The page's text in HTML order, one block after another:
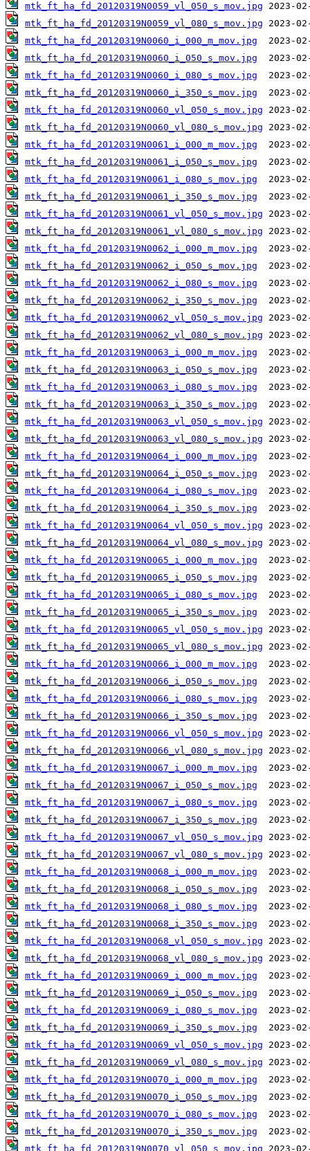
mtk_ft_ha_fd_20120319N0059_vl_050_s_mov.jpg
mtk_ft_ha_fd_20120319N0059_vl_080_s_mov.jpg
mtk_ft_ha_fd_20120319N0060_i_000_m_mov.jpg
mtk_ft_ha_fd_20120319N0060_i_050_s_mov.jpg
mtk_ft_ha_fd_20120319N0060_i_080_s_mov.jpg
mtk_ft_ha_fd_20120319N0060_i_350_s_mov.jpg
mtk_ft_ha_fd_20120319N0060_vl_050_s_mov.jpg
mtk_ft_ha_fd_20120319N0060_vl_080_s_mov.jpg
mtk_ft_ha_fd_20120319N0061_i_000_m_mov.jpg
mtk_ft_ha_fd_20120319N0061_i_050_s_mov.jpg
mtk_ft_ha_fd_20120319N0061_i_080_s_mov.jpg
mtk_ft_ha_fd_20120319N0061_i_350_s_mov.jpg
mtk_ft_ha_fd_20120319N0061_vl_050_s_mov.jpg
mtk_ft_ha_fd_20120319N0061_vl_080_s_mov.jpg
mtk_ft_ha_fd_20120319N0062_i_000_m_mov.jpg
mtk_ft_ha_fd_20120319N0062_i_050_s_mov.jpg
mtk_ft_ha_fd_20120319N0062_i_080_s_mov.jpg
mtk_ft_ha_fd_20120319N0062_i_350_s_mov.jpg
mtk_ft_ha_fd_20120319N0062_vl_050_s_mov.jpg
mtk_ft_ha_fd_20120319N0062_vl_080_s_mov.jpg
mtk_ft_ha_fd_20120319N0063_i_000_m_mov.jpg
mtk_ft_ha_fd_20120319N0063_i_050_s_mov.jpg
mtk_ft_ha_fd_20120319N0063_i_080_s_mov.jpg
mtk_ft_ha_fd_20120319N0063_i_350_s_mov.jpg
mtk_ft_ha_fd_20120319N0063_vl_050_s_mov.jpg
mtk_ft_ha_fd_20120319N0063_vl_080_s_mov.jpg
mtk_ft_ha_fd_20120319N0064_i_000_m_mov.jpg
mtk_ft_ha_fd_20120319N0064_i_050_s_mov.jpg
mtk_ft_ha_fd_20120319N0064_i_080_s_mov.jpg
mtk_ft_ha_fd_20120319N0064_i_350_s_mov.jpg
mtk_ft_ha_fd_20120319N0064_vl_050_s_mov.jpg
mtk_ft_ha_fd_20120319N0064_vl_080_s_mov.jpg
mtk_ft_ha_fd_20120319N0065_i_000_m_mov.jpg
mtk_ft_ha_fd_20120319N0065_i_050_s_mov.jpg
mtk_ft_ha_fd_20120319N0065_i_080_s_mov.jpg
mtk_ft_ha_fd_20120319N0065_i_350_s_mov.jpg
mtk_ft_ha_fd_20120319N0065_vl_050_s_mov.jpg
mtk_ft_ha_fd_20120319N0065_vl_080_s_mov.jpg
mtk_ft_ha_fd_20120319N0066_i_000_m_mov.jpg
mtk_ft_ha_fd_20120319N0066_i_050_s_mov.jpg
mtk_ft_ha_fd_20120319N0066_i_080_s_mov.jpg
mtk_ft_ha_fd_20120319N0066_i_350_s_mov.jpg
mtk_ft_ha_fd_20120319N0066_vl_050_s_mov.jpg
mtk_ft_ha_fd_20120319N0066_vl_080_s_mov.jpg
mtk_ft_ha_fd_20120319N0067_i_000_m_mov.jpg
mtk_ft_ha_fd_20120319N0067_i_050_s_mov.jpg
mtk_ft_ha_fd_20120319N0067_i_080_s_mov.jpg
mtk_ft_ha_fd_20120319N0067_i_350_s_mov.jpg
mtk_ft_ha_fd_20120319N0067_vl_050_s_mov.jpg
mtk_ft_ha_fd_20120319N0067_vl_080_s_mov.jpg
mtk_ft_ha_fd_20120319N0068_i_000_m_mov.jpg
mtk_ft_ha_fd_20120319N0068_i_050_s_mov.jpg
mtk_ft_ha_fd_20120319N0068_i_080_s_mov.jpg
mtk_ft_ha_fd_20120319N0068_i_350_s_mov.jpg
mtk_ft_ha_fd_20120319N0068_vl_050_s_mov.jpg
mtk_ft_ha_fd_20120319N0068_vl_080_s_mov.jpg
mtk_ft_ha_fd_20120319N0069_i_000_m_mov.jpg
mtk_ft_ha_fd_20120319N0069_i_050_s_mov.jpg
mtk_ft_ha_fd_20120319N0069_i_080_s_mov.jpg
mtk_ft_ha_fd_20120319N0069_i_350_s_mov.jpg
mtk_ft_ha_fd_20120319N0069_vl_050_s_mov.jpg
mtk_ft_ha_fd_20120319N0069_vl_080_s_mov.jpg
mtk_ft_ha_fd_20120319N0070_i_000_m_mov.jpg
mtk_ft_ha_fd_20120319N0070_i_050_s_mov.jpg
mtk_ft_ha_fd_20120319N0070_i_080_s_mov.jpg
mtk_ft_ha_fd_20120319N0070_i_350_s_mov.jpg
mtk_ft_ha_fd_20120319N0070_vl_050_s_mov.jpg